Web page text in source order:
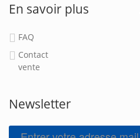
En savoir plus
FAQ
Contact
vente
Newsletter